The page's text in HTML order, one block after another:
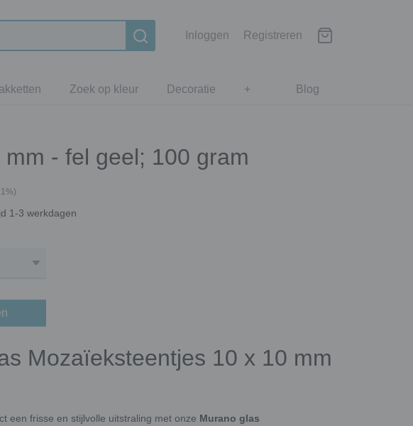
Inloggen Registreren
Blog
Zoek op kleur Decoratie +
- fel geel; 100 gram
1-3 werkdagen
Mozaïeksteentjes 10 x 10 mm
een frisse en stijlvolle uitstraling met onze Murano glas